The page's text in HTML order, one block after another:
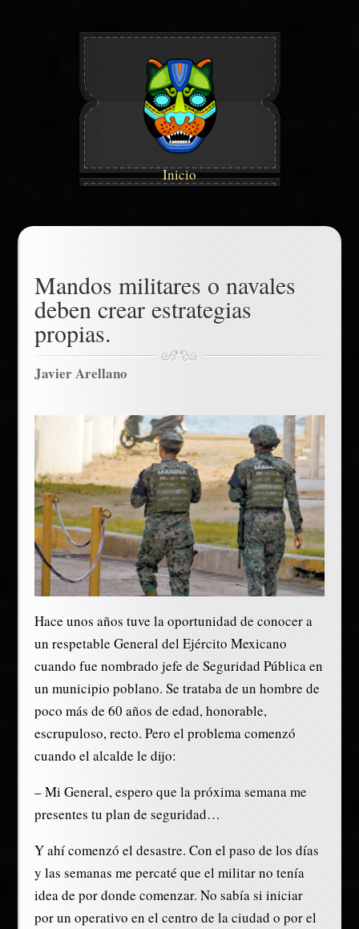
Inicio
Mandos militares o navales
deben crear estrategias
propias.
Javier Arellano
Hace unos años tuve la oportunidad de conocer a
un respetable General del Ejército Mexicano
cuando fue nombrado jefe de Seguridad Pública en
un municipio poblano. Se trataba de un hombre de
poco más de 60 años de edad, honorable,
escrupuloso, recto. Pero el problema comenzó
cuando el alcalde le dijo:
– Mi General, espero que la próxima semana me
presentes tu plan de seguridad…
Y ahí comenzó el desastre. Con el paso de los días
y las semanas me percaté que el militar no tenía
idea de por donde comenzar. No sabía si iniciar
por un operativo en el centro de la ciudad o por el